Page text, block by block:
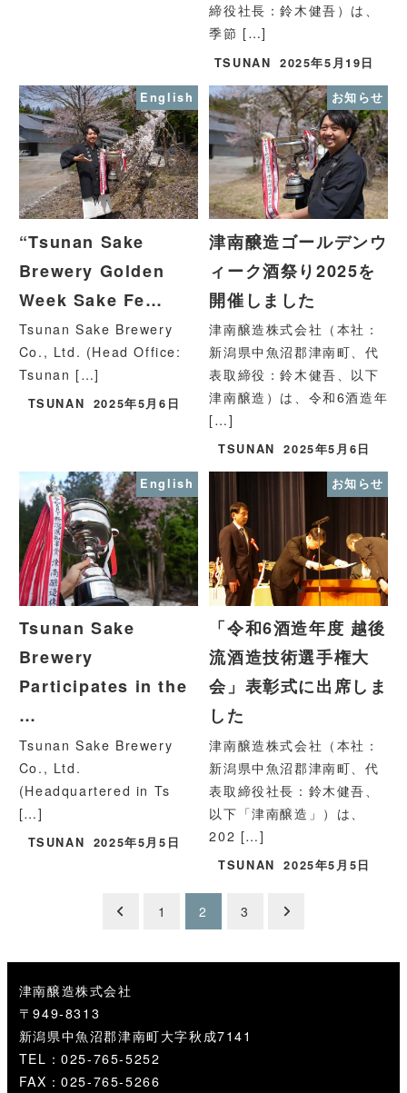
締役社長：鈴木健吾）は、
季節 […]
TSUNAN 2025年5月19日
English
“Tsunan Sake
Brewery Golden
Week Sake Fe…
Tsunan Sake Brewery
Co., Ltd. (Head Office:
Tsunan […]
TSUNAN 2025年5月6日
お知らせ
津南醸造ゴールデンウ
ィーク酒祭り2025を
開催しました
津南醸造株式会社（本社：
新潟県中魚沼郡津南町、代
表取締役：鈴木健吾、以下
津南醸造）は、令和6酒造年
[…]
TSUNAN 2025年5月6日
English
Tsunan Sake
Brewery
Participates in the
…
Tsunan Sake Brewery
Co., Ltd.
(Headquartered in Ts
[…]
TSUNAN 2025年5月5日
お知らせ
「令和6酒造年度 越後
流酒造技術選手権大
会」表彰式に出席しま
した
津南醸造株式会社（本社：
新潟県中魚沼郡津南町、代
表取締役社長：鈴木健吾、
以下「津南醸造」）は、
202 […]
TSUNAN 2025年5月5日
の
ペ
ー
1 2 3
津南醸造株式会社
〒949-8313
新潟県中魚沼郡津南町大字秋成7141
TEL：025-765-5252
FAX：025-765-5266